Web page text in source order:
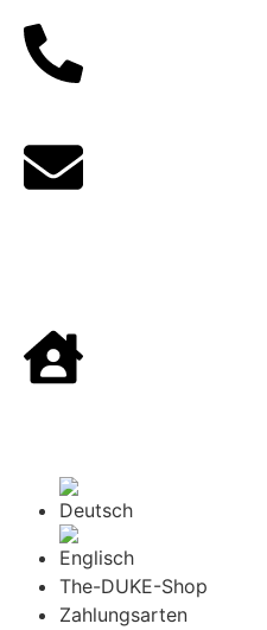
The-DUKE-Shop
Zahlungsarten